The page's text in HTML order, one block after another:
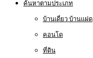
ค้นหาตามประเภท
บ้านเดี่ยว บ้านแฝด
คอนโด
ที่ดิน